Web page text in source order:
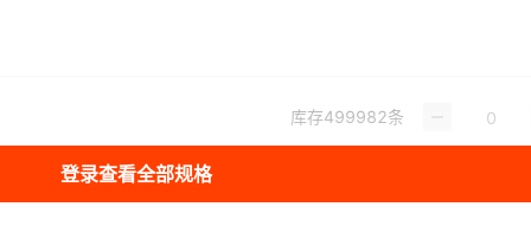
库存499982条
登录查看全部规格